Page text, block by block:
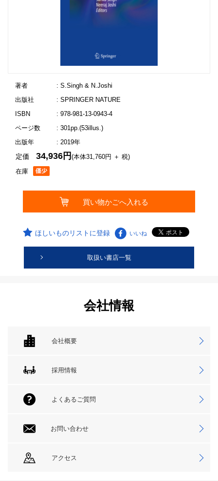
著者
: S.Singh & N.Joshi
出版社
: SPRINGER NATURE
ISBN
: 978-981-13-0943-4
ページ数
: 301pp.(53illus.)
出版年
: 2019年
在庫
定価34,936円(本体31,760円 ＋ 税)
ほしいものリストに登録 いいね
取扱い書店一覧
会社情報
会社概要
採用情報
よくあるご質問
お問い合わせ
アクセス